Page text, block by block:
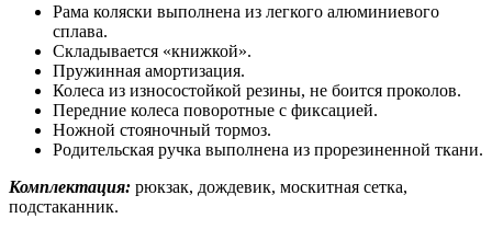
Рама коляски выполнена из легкого алюминиевого
сплава.
Складывается «книжкой».
Пружинная амортизация.
Колеса из износостойкой резины, не боится проколов.
Передние колеса поворотные с фиксацией.
Ножной стояночный тормоз.
Родительская ручка выполнена из прорезиненной ткани.
Комплектация: рюкзак, дождевик, москитная сетка,
подстаканник.